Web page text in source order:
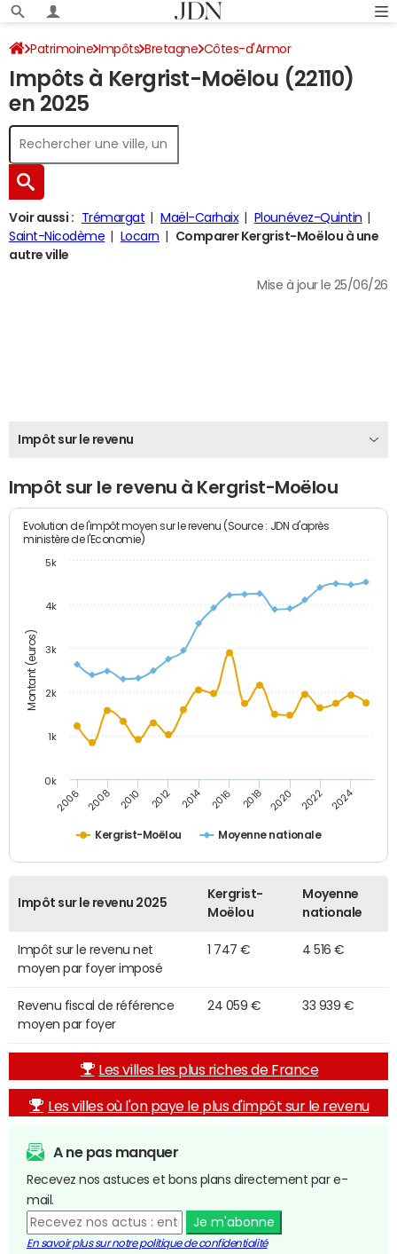
Patrimoine Impôts Bretagne Côtes-d'Armor
Kergrist-Moëlou Impôt sur le revenu
Impôts à Kergrist-Moëlou (22110)
en 2025
Voir aussi : Trémargat Maël-Carhaix
Plounévez-Quintin
Saint-Nicodème
Locarn
Comparer Kergrist-Moëlou à une
autre ville
Mise à jour le 25/06/26
Impôt sur le revenu
Impôt sur le revenu à Kergrist-Moëlou
Montant (euros)
Evolution de l'impôt moyen sur le revenu (Source : JDN d'après
ministère de l'Economie)
Kergrist-Moëlou Moyenne nationale
2006 2008 2010 2012 2014 2016 2018 2020 2022 2024
0k
1k
2k
3k
4k
5k
Impôt sur le revenu 2025
Kergrist-
Moëlou
Moyenne
nationale
Impôt sur le revenu net
moyen par foyer imposé
1 747 € 4 516 €
Revenu fiscal de référence
moyen par foyer
24 059 € 33 939 €
Les villes les plus riches de France
Les villes où l'on paye le plus d'impôt sur le revenu
A ne pas manquer
Recevez nos astuces et bons plans directement par e-
mail.
Je m'abonne
En savoir plus sur notre politique de confidentialité